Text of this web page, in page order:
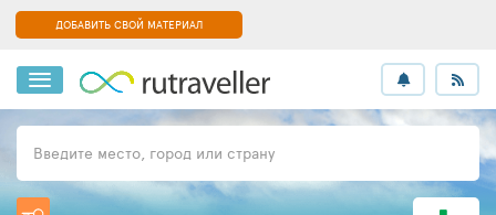
ДОБАВИТЬ СВОЙ МАТЕРИАЛ
Введите место, город или страну